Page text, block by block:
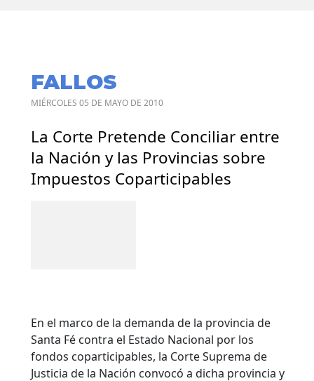
FALLOS
MIÉRCOLES 05 DE MAYO DE 2010
La Corte Pretende Conciliar entre
la Nación y las Provincias sobre
Impuestos Coparticipables
En el marco de la demanda de la provincia de
Santa Fé contra el Estado Nacional por los
fondos coparticipables, la Corte Suprema de
Justicia de la Nación convocó a dicha provincia y